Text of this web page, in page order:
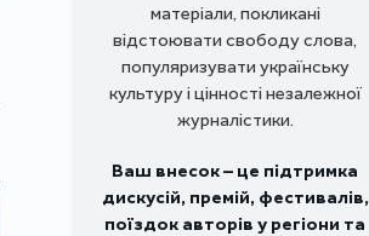
матеріали, покликані
відстоювати свободу слова,
популяризувати українську
культуру і цінності незалежної
журналістики.
Ваш внесок – це підтримка
дискусій, премій, фестивалів,
поїздок авторів у регіони та